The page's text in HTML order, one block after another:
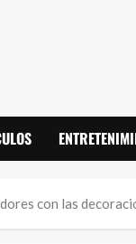
con las